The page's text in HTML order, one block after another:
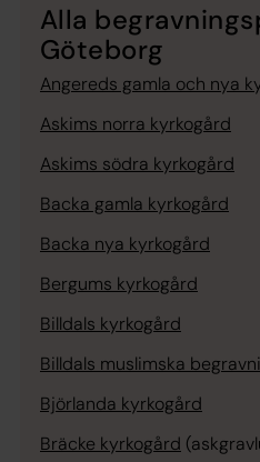
Alla
Göteborg
Angereds gamla och nya
Askims norra kyrkogård
Askims södra kyrkogård
Backa gamla kyrkogård
Backa nya kyrkogård
Bergums kyrkogård
Billdals kyrkogård
Billdals muslimska
Björlanda kyrkogård
Bräcke kyrkogård